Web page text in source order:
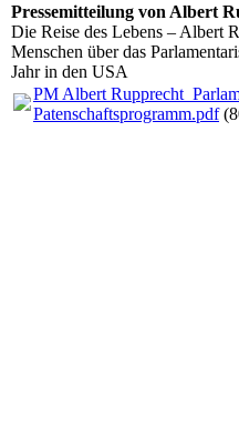
Pressemitteilung von Albert
Die Reise des Lebens – Albert
Menschen über das
Jahr in den USA
PM Albert
Patenschaftsprogramm.pdf